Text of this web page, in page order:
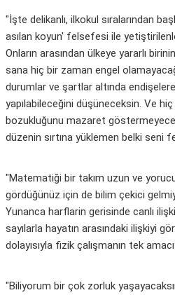
"İşte delikanlı, ilkokul sıralarından
asılan koyun' felsefesi ile
Onların arasından ülkeye yararlı
sana hiç bir zaman engel
durumlar ve şartlar altında
yapılabileceğini düşüneceksin. Ve
bozukluğunu mazaret
düzenin sırtına yüklemen belki seni
"Matematiği bir takım uzun ve
gördüğünüz için de bilim çekici
Yunanca harflarin gerisinde canlı
sayılarla hayatın arasındaki ilişkiyi
dolayısıyla fizik çalışmanın tek
"Biliyorum bir çok zorluk